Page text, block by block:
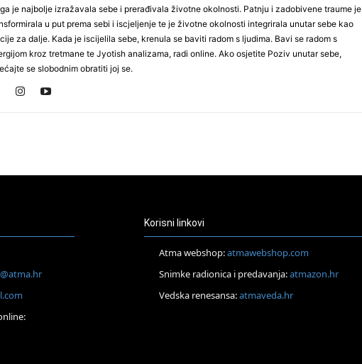
je najbolje izražavala sebe i prerađivala životne okolnosti. Patnju i zadobivene traume je
u put prema sebi i iscjeljenje te je životne okolnosti integrirala unutar sebe kao
za dalje. Kada je iscijelila sebe, krenula se baviti radom s ljudima. Bavi se radom s
kroz tretmane te Jyotish analizama, radi online. Ako osjetite Poziv unutar sebe,
se slobodnim obratiti joj se.
Korisni linkovi
Atma webshop:atmawebshop.com
Snimke radionica i predavanja:atmazon.hr
Vedska renesansa:atmaveda.hr